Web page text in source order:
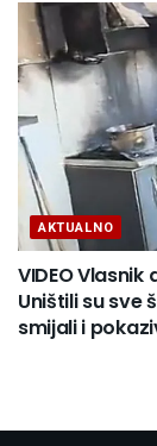
AKTUALNO
VIDEO
Uništili su sve
smijali i